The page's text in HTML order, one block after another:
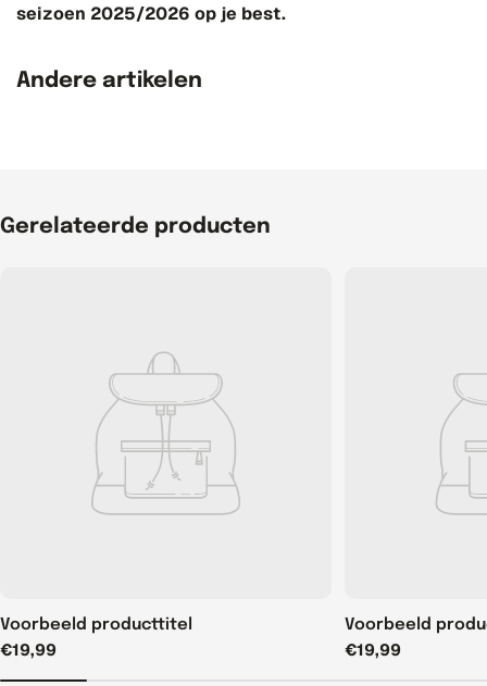
seizoen 2025/2026 op je best.
Andere artikelen
Gerelateerde producten
Voorbeeld producttitel
Normale
€19,99
Voorbeeld
Normale
€19,99